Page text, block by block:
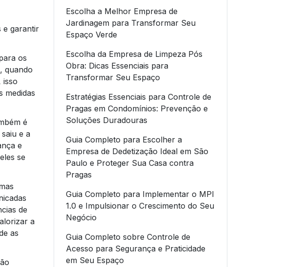
e garantir
os
quando
isso
medidas
é
e a
e
se
de
a
as
Escolha a Melhor Empresa de
Jardinagem para Transformar Seu
Espaço Verde
Escolha da Empresa de Limpeza Pós
Obra: Dicas Essenciais para
Transformar Seu Espaço
Estratégias Essenciais para Controle de
Pragas em Condomínios: Prevenção e
Soluções Duradouras
Guia Completo para Escolher a
Empresa de Dedetização Ideal em São
Paulo e Proteger Sua Casa contra
Pragas
Guia Completo para Implementar o MPI
1.0 e Impulsionar o Crescimento do Seu
Negócio
Guia Completo sobre Controle de
Acesso para Segurança e Praticidade
em Seu Espaço